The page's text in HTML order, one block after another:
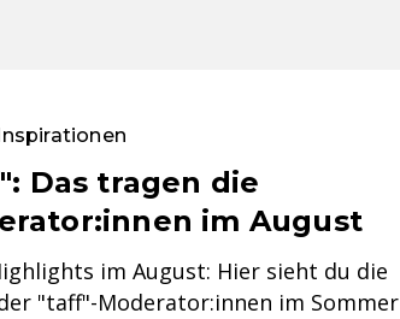
Das tragen die
im August
im August: Hier sieht du die
"taff"-Moderator:innen im Sommer